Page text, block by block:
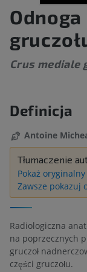
Crus mediale
Definicja
Antoine
Tłumaczenie
Pokaż
Zawsze pokazuj
Radiologiczna
na poprzecznych
gruczoł
części gruczołu.